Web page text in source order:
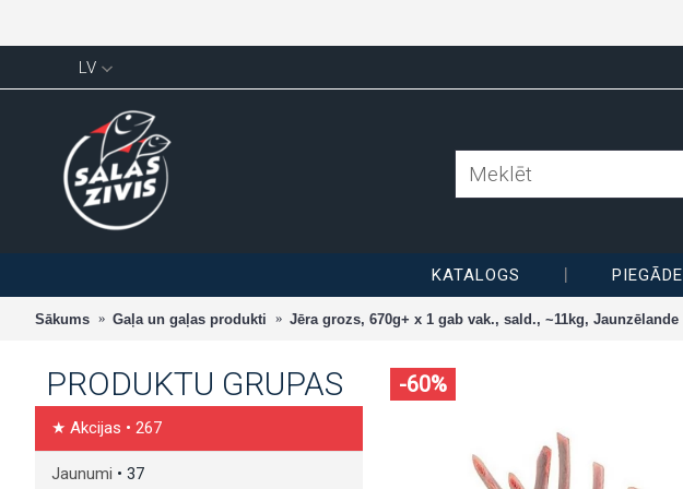
LV
KATALOGS PIEGĀDE
Sākums Gaļa un gaļas produkti Jēra grozs, 670g+ x 1 gab vak., sald., ~11kg, Jaunzēlande
PRODUKTU GRUPAS
★ Akcijas • 267
Jaunumi • 37
-60%